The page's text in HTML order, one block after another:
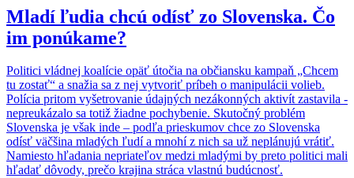
Mladí ľudia chcú odísť zo Slovenska. Čo
im ponúkame?
Politici vládnej koalície opäť útočia na občiansku kampaň „Chcem
tu zostať“ a snažia sa z nej vytvoriť príbeh o manipulácii volieb.
Polícia pritom vyšetrovanie údajných nezákonných aktivít zastavila -
nepreukázalo sa totiž žiadne pochybenie. Skutočný problém
Slovenska je však inde – podľa prieskumov chce zo Slovenska
odísť väčšina mladých ľudí a mnohí z nich sa už neplánujú vrátiť.
Namiesto hľadania nepriateľov medzi mladými by preto politici mali
hľadať dôvody, prečo krajina stráca vlastnú budúcnosť.